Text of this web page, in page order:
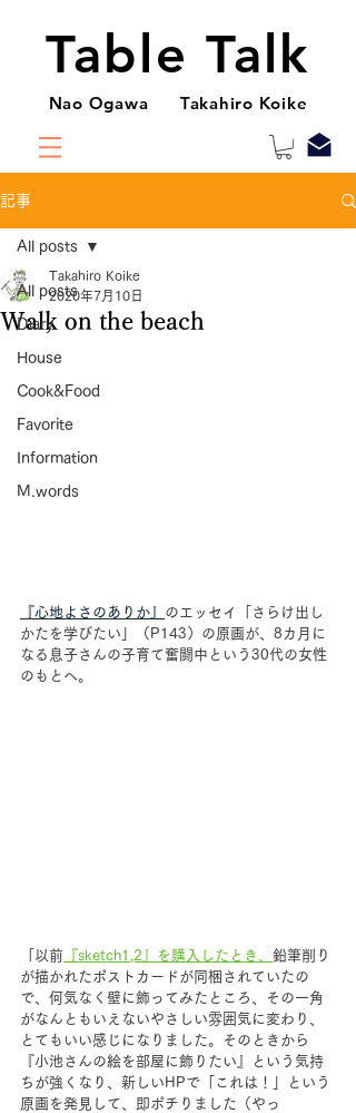
Table Talk
Nao Ogawa Takahiro Koike
記事
All posts
Diary
House
Cook&Food
Favorite
Information
M.words
All posts
Walk on the beach
Takahiro Koike
2020年7月10日
『心地よさのありか』 のエッセイ「さらけ出し
かたを学びたい」（P143）の原画が、 8カ月に
なる息子さんの子育て奮闘中という30代の女性
のもとへ。
「以前 『sketch1,2』を購入したとき、 鉛筆削り
が描かれたポストカードが同梱されていたの
で、何気なく壁に飾ってみたところ、その一角
がなんともいえないやさしい雰囲気に変わり、
とてもいい感じになりました。そのときから
『小池さんの絵を部屋に飾りたい』という気持
ちが強くなり、新しいHPで「これは！」という
原画を発見して、即ポチりました（やっ